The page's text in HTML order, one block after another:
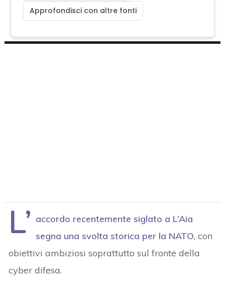
Approfondisci con altre fonti
L’ accordo recentemente siglato a L’Aia
segna una svolta storica per la NATO, con
obiettivi ambiziosi soprattutto sul fronte della
cyber difesa.